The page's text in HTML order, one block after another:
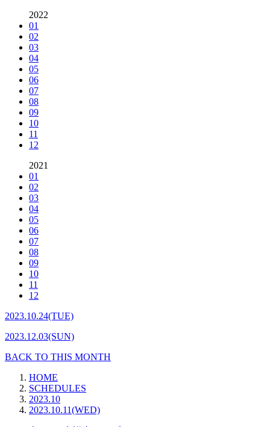
2022
01
02
03
04
05
06
07
08
09
10
11
12
2021
01
02
03
04
05
06
07
08
09
10
11
12
2023.10.24(TUE)
2023.12.03(SUN)
BACK TO THIS MONTH
HOME
SCHEDULES
2023.10
2023.10.11(WED)